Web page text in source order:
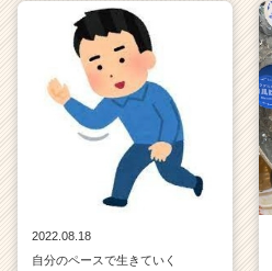
2022.08.18
自分のペースで生きていく